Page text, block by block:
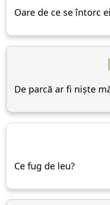
Oare de ce se întorc
De parcă ar fi niște
Ce fug de leu?